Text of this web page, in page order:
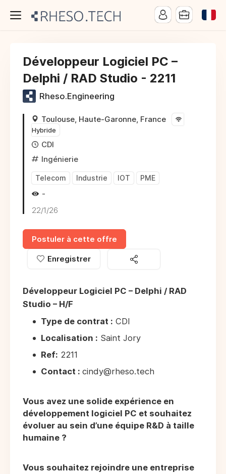
Développeur Logiciel PC –
Delphi / RAD Studio - 2211
Rheso.Engineering
Toulouse, Haute-Garonne, France
Hybride
CDI
Ingénierie
Telecom Industrie IOT PME
-
22/1/26
Postuler à cette offre
Enregistrer
Développeur Logiciel PC – Delphi / RAD
Studio – H/F
Type de contrat : CDI
Localisation : Saint Jory
Ref: 2211
Contact : cindy@rheso.tech
Vous avez une solide expérience en
développement logiciel PC et souhaitez
évoluer au sein d’une équipe R&D à taille
humaine ?
Vous souhaitez rejoindre une entreprise